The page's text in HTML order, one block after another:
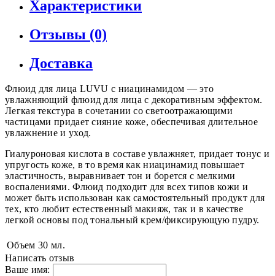
Характеристики
Отзывы (0)
Доставка
Флюид для лица LUVU с ниацинамидом — это
увлажняющий флюид для лица с декоративным эффектом.
Легкая текстура в сочетании со светоотражающими
частицами придает сияние коже, обеспечивая длительное
увлажнение и уход.
Гиалуроновая кислота в составе увлажняет, придает тонус и
упругость коже, в то время как ниацинамид повышает
эластичность, выравнивает тон и борется с мелкими
воспалениями. Флюид подходит для всех типов кожи и
может быть использован как самостоятельный продукт для
тех, кто любит естественный макияж, так и в качестве
легкой основы под тональный крем/фиксирующую пудру.
Объем 30 мл.
Написать отзыв
Ваше имя: